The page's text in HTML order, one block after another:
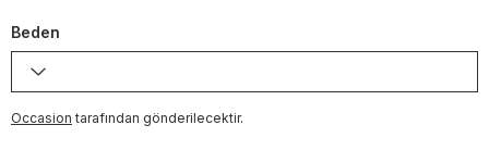
Beden
Occasion tarafından gönderilecektir.